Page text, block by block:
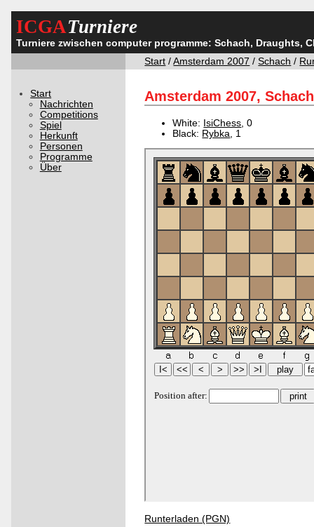
ICGATurniere
Turniere zwischen computer programme: Schach, Draughts,
Start /Amsterdam 2007 /Schach /
Start
Nachrichten
Competitions
Spiel
Herkunft
Personen
Programme
Über
Amsterdam 2007,
White: IsiChess , 0
Black: Rybka , 1
Runterladen (PGN)